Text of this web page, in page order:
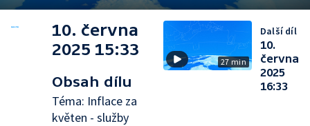
10. června
2025 15:33
Obsah dílu
Téma: Inflace za
květen - služby
27 min
Další díl
10.
června
2025
16:33